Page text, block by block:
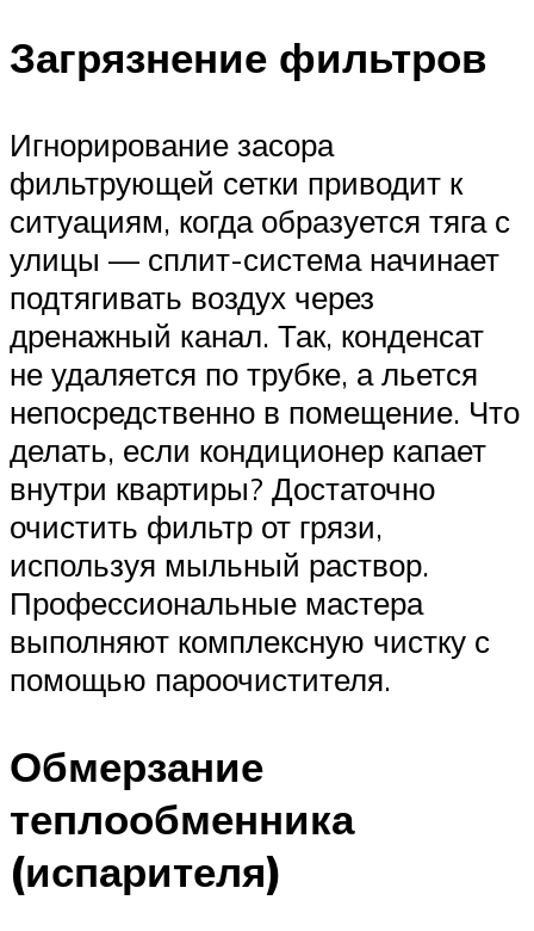
Загрязнение фильтров
Игнорирование засора
фильтрующей сетки приводит к
ситуациям, когда образуется тяга с
улицы — сплит-система начинает
подтягивать воздух через
дренажный канал. Так, конденсат
не удаляется по трубке, а льется
непосредственно в помещение. Что
делать, если кондиционер капает
внутри квартиры? Достаточно
очистить фильтр от грязи,
используя мыльный раствор.
Профессиональные мастера
выполняют комплексную чистку с
помощью пароочистителя.
Обмерзание
теплообменника
(испарителя)